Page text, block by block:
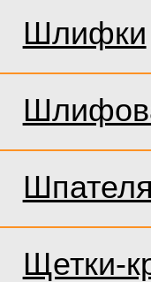
Шлифки
Шпателя
Щетки-